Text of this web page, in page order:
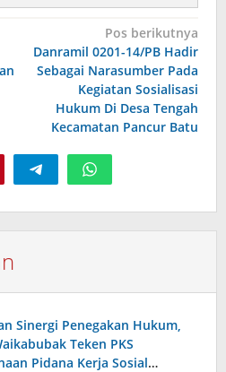
Pos berikutnya
Danramil 0201-14/PB Hadir
Sebagai Narasumber Pada
Kegiatan Sosialisasi
Hukum Di Desa Tengah
Kecamatan Pancur Batu
Sinergi Penegakan Hukum,
Teken PKS
Pidana Kerja Sosial